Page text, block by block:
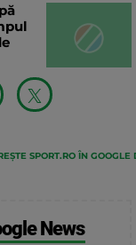
SPORT.RO ÎN GOOGLE
News